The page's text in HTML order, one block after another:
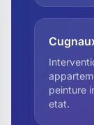
peinture
etat.